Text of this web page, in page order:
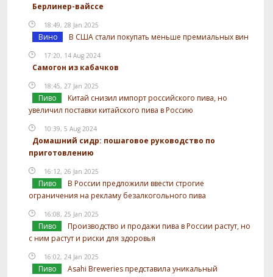
Берлинер-вайссе
18:49, 28 Jan 2025
Вино В США стали покупать меньше премиальных вин
17:20, 14 Aug 2024
Самогон из кабачков
18:45, 27 Jan 2025
Пиво
Китай снизил импорт российского пива, но
увеличил поставки китайского пива в Россию
10:39, 5 Aug 2024
Домашний сидр: пошаговое руководство по
приготовлению
16:12, 26 Jan 2025
Пиво
В России предложили ввести строгие
ограничения на рекламу безалкогольного пива
16:08, 25 Jan 2025
Пиво
Производство и продажи пива в России растут, но
с ним растут и риски для здоровья
16:02, 24 Jan 2025
Пиво
Asahi Breweries представила уникальный